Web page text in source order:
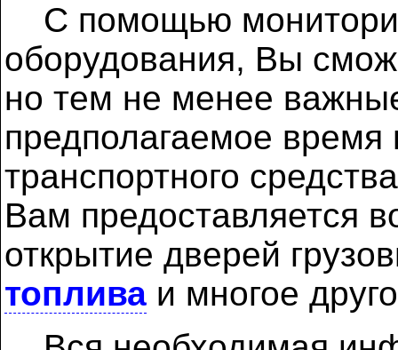
С помощью
оборудования, Вы
но тем не менее
предполагаемое время
транспортного
Вам предоставляется
открытие дверей
топлива и многое